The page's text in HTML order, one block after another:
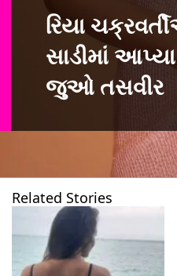
રિયા
સાડીમાં
જુઓ તસવીર
Related Stories